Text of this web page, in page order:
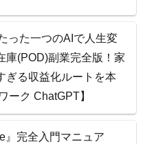
った一つのAIで人生変
(POD)副業完全版！家
ぎる収益化ルートを本
ーク ChatGPT】
』完全入門マニュア